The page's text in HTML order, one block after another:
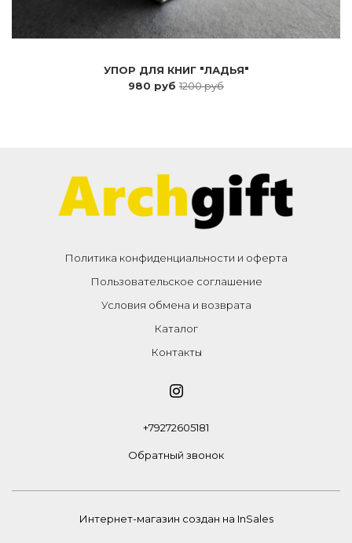
УПОР ДЛЯ КНИГ "ЛАДЬЯ"
980 руб 1200 руб
Политика конфиденциальности и оферта
Пользовательское соглашение
Условия обмена и возврата
Каталог
Контакты
+79272605181
Обратный звонок
Интернет-магазин создан на InSales